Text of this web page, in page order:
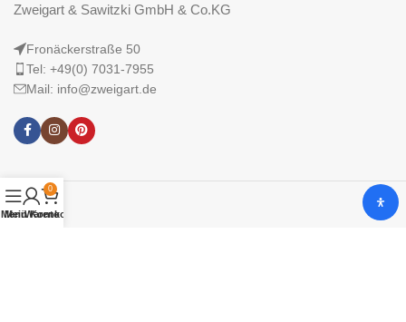
Zweigart & Sawitzki GmbH & Co.KG
Fronäckerstraße 50
Tel: +49(0) 7031-7955
Mail: info@zweigart.de
Menü
Mein Konto
0
Warenkorb